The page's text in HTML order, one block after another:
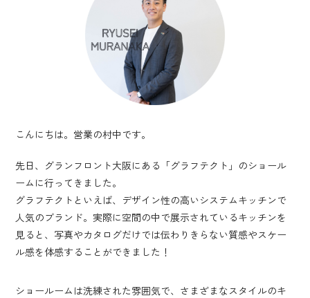
こんにちは。営業の村中です。
先日、グランフロント大阪にある「グラフテクト」のショール
ームに行ってきました。
グラフテクトといえば、デザイン性の高いシステムキッチンで
人気のブランド。実際に空間の中で展示されているキッチンを
見ると、写真やカタログだけでは伝わりきらない質感やスケー
ル感を体感することができました！
ショールームは洗練された雰囲気で、さまざまなスタイルのキ